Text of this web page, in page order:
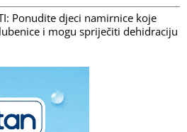
Ponudite djeci namirnice koje
i mogu spriječiti dehidraciju